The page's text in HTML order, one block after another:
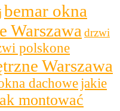
bemar okna
Warszawa drzwi
polskone
Warszawa
dachowe jakie
montować